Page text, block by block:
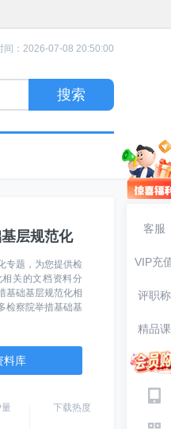
间：2026-07-08 20:50:00
层规范化
专题，为您提供检
关的文档资料分
基础基层规范化相
检察院举措基础基
料库
下载热度
客服
VIP充
评职称
精品课